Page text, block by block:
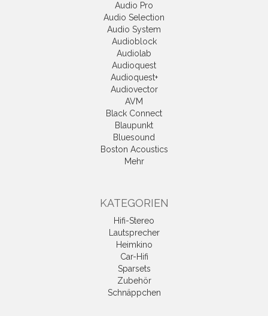
Audio Pro
Audio Selection
Audio System
Audioblock
Audiolab
Audioquest
Audioquest+
Audiovector
AVM
Black Connect
Blaupunkt
Bluesound
Boston Acoustics
Mehr
KATEGORIEN
Hifi-Stereo
Lautsprecher
Heimkino
Car-Hifi
Sparsets
Zubehör
Schnäppchen